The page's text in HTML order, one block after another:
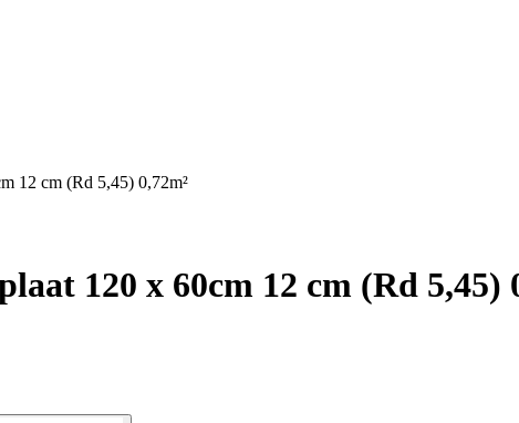
12 cm (Rd 5,45) 0,72m²
120 x 60cm 12 cm (Rd 5,45)